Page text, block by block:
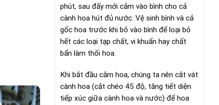
phút, sau đấy mới cắm vào bình cho cả
cành hoa hút đủ nước. Vệ sinh bình và cả
gốc hoa trước khi bỏ vào bình để loại bỏ
hết các loại tạp chất, vi khuẩn hay chất
bẩn làm thối hoa.
Khi bắt đầu cắm hoa, chúng ta nên cắt vát
cành hoa (cắt chéo 45 độ, tăng tiết diện
tiếp xúc giữa cành hoa và nước) để hoa